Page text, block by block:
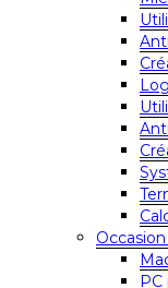
PC